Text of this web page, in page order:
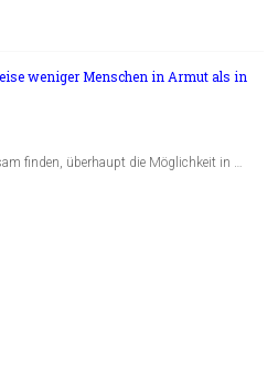
weniger Menschen in Armut als in
finden, überhaupt die Möglichkeit in …